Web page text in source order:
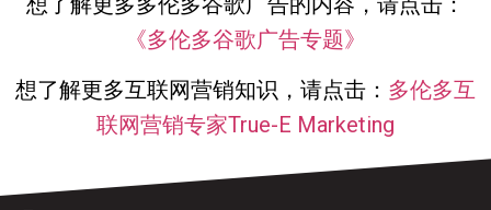
《多伦多谷歌广告专题》
想了解更多互联网营销知识，请点击： 多伦多互
联网营销专家True-E Marketing